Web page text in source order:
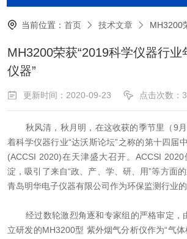
当前位置：首页 技术文章 MH3200荣获
MH3200荣获“2019科学仪器行
仪器”
更新时间：2020-09-23 点击次数：
秋风清，秋月明，在这收获的季节里（9月
着科学仪器行业“达沃斯论坛”之称的第十四届
(ACCSI 2020)在天津盛大召开。ACCSI
淀，吸引了来自“政、产、学、研、用”等方面
青岛明华电子仪器有限公司作为环保监测行业的
经过数轮激烈角逐和专家组的严格审定，
立研发的MH3200型 紫外烟气分析仪作为“气